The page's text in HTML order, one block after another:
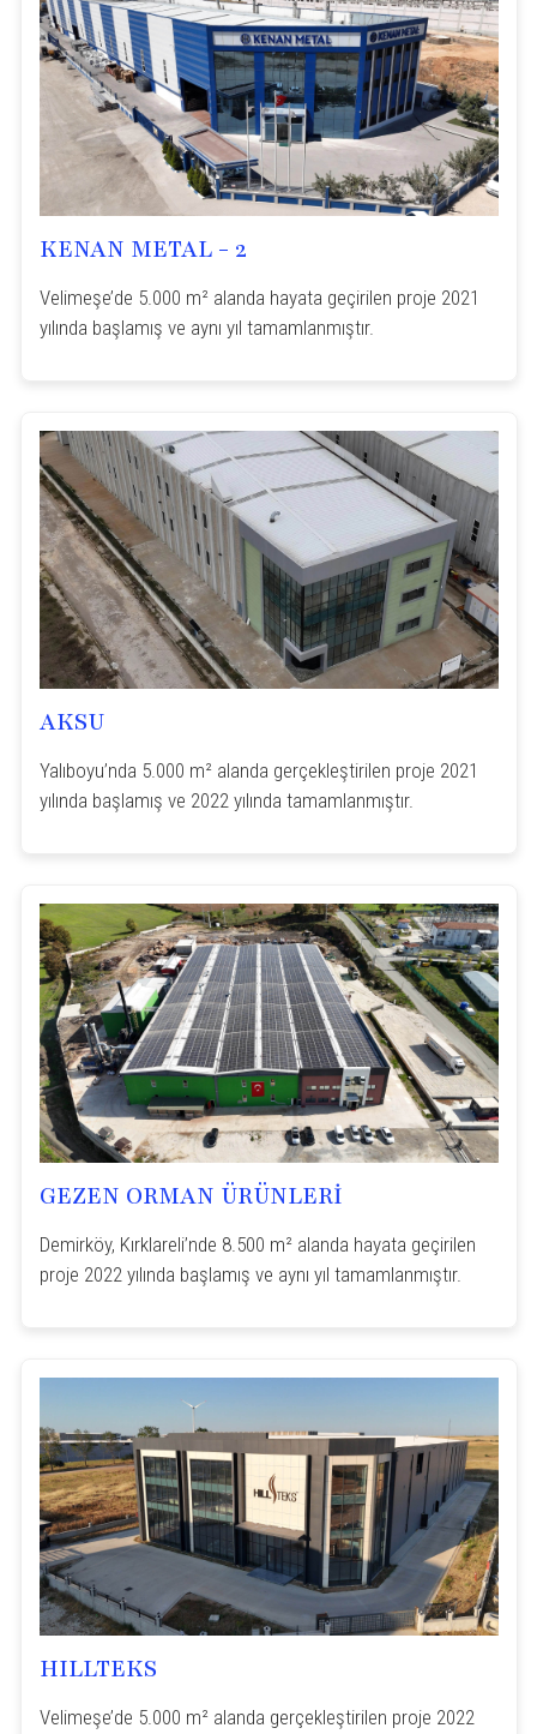
KENAN METAL - 2
Velimeşe’de 5.000 m² alanda hayata geçirilen proje 2021
yılında başlamış ve aynı yıl tamamlanmıştır.
AKSU
Yalıboyu’nda 5.000 m² alanda gerçekleştirilen proje 2021
yılında başlamış ve 2022 yılında tamamlanmıştır.
GEZEN ORMAN ÜRÜNLERİ
Demirköy, Kırklareli’nde 8.500 m² alanda hayata geçirilen
proje 2022 yılında başlamış ve aynı yıl tamamlanmıştır.
HILLTEKS
Velimeşe’de 5.000 m² alanda gerçekleştirilen proje 2022